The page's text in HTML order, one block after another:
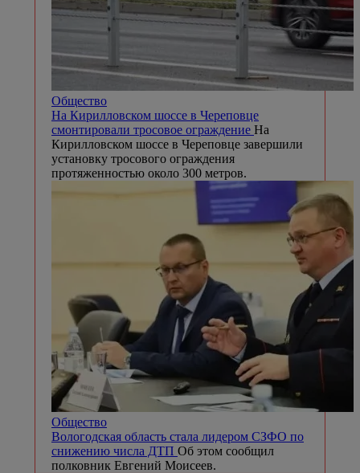
Общество
На Кирилловском шоссе в Череповце
смонтировали тросовое ограждение На
Кирилловском шоссе в Череповце завершили
установку тросового ограждения
протяженностью около 300 метров.
Общество
Вологодская область стала лидером СЗФО по
снижению числа ДТП Об этом сообщил
полковник Евгений Моисеев.